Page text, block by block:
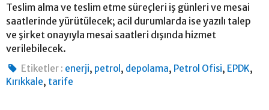
Teslim alma ve teslim etme süreçleri iş günleri ve mesai
saatlerinde yürütülecek; acil durumlarda ise yazılı talep
ve şirket onayıyla mesai saatleri dışında hizmet
verilebilecek.
Etiketler : enerji, petrol , depolama, Petrol Ofisi, EPDK,
Kırıkkale, tarife